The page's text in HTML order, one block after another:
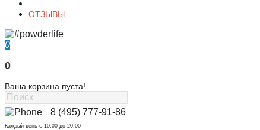
ОТЗЫВЫ
0
0
Ваша корзина пуста!
8 (495) 777-91-86
Каждый день c 10:00 до 20:00